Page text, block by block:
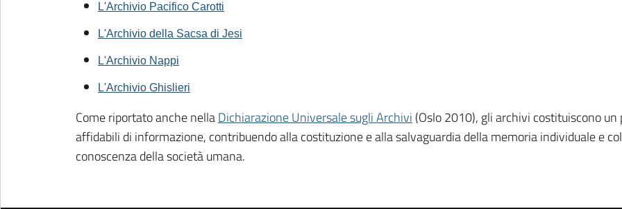
L'Archivio Pacifico Carotti
L'Archivio della Sacsa di Jesi
L'Archivio Nappi
L'Archivio Ghislieri
Come riportato anche nellaDichiarazione Universale sugli Archivi (Oslo 2010), gli archivi costituiscono
affidabili di informazione, contribuendo alla costituzione e alla salvaguardia della memoria individuale e
conoscenza della società umana.